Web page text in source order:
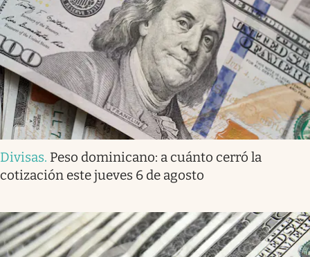
Divisas. Peso dominicano: a cuánto cerró la
cotización este jueves 6 de agosto